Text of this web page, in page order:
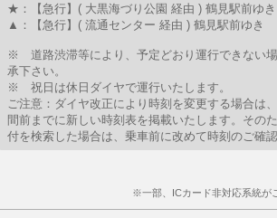
★：【急行】( 大黒海づり公園 経由 ) 鶴見駅前ゆき
▲：【急行】( 流通センター 経由 ) 鶴見駅前ゆき
※ 道路渋滞等により、予定どおり運行できない
承下さい。
※ 祝日は休日ダイヤで運行いたします。
ご注意：ダイヤ改正により時刻を変更する場合は
間前までに新しい時刻表を掲載いたします。その
付を検索した場合は、乗車前に改めて時刻のご確
※一部、ICカード非対応系統が